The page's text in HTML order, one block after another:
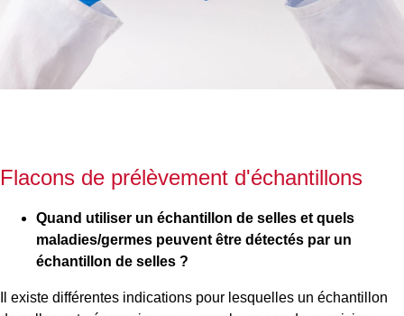
Flacons de prélèvement d'échantillons
Quand utiliser un échantillon de selles et quels
maladies/germes peuvent être détectés par un
échantillon de selles ?
Il existe différentes indications pour lesquelles un échantillon